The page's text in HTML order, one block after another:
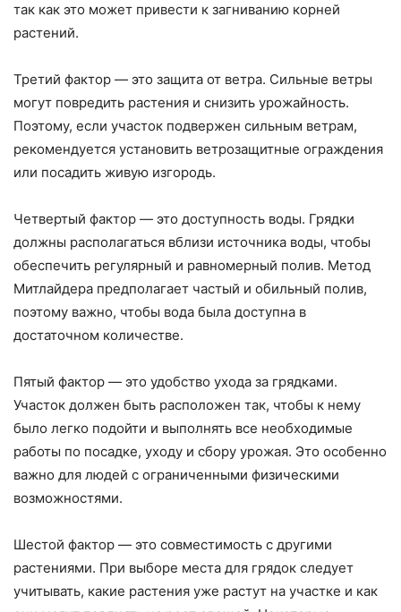
так как это может привести к загниванию корней
растений.
Третий фактор — это защита от ветра. Сильные ветры
могут повредить растения и снизить урожайность.
Поэтому, если участок подвержен сильным ветрам,
рекомендуется установить ветрозащитные ограждения
или посадить живую изгородь.
Четвертый фактор — это доступность воды. Грядки
должны располагаться вблизи источника воды, чтобы
обеспечить регулярный и равномерный полив. Метод
Митлайдера предполагает частый и обильный полив,
поэтому важно, чтобы вода была доступна в
достаточном количестве.
Пятый фактор — это удобство ухода за грядками.
Участок должен быть расположен так, чтобы к нему
было легко подойти и выполнять все необходимые
работы по посадке, уходу и сбору урожая. Это особенно
важно для людей с ограниченными физическими
возможностями.
Шестой фактор — это совместимость с другими
растениями. При выборе места для грядок следует
учитывать, какие растения уже растут на участке и как